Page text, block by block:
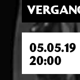
05.05.19
20:00